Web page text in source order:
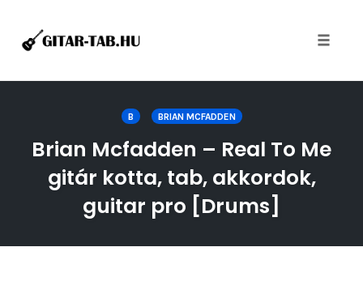
B BRIAN MCFADDEN
Brian Mcfadden – Real To Me
gitár kotta, tab, akkordok,
guitar pro [Drums]